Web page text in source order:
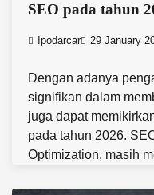
SEO pada tahun
Ipodarcar 29 January
Dengan adanya
signifikan dalam
juga dapat
pada tahun 2026.
Optimization, masih